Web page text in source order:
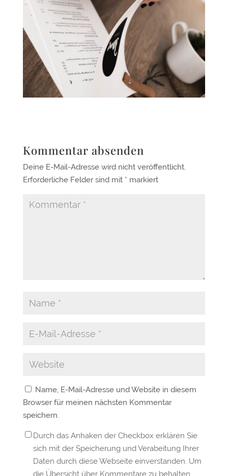
Kommentar absenden
Deine E-Mail-Adresse wird nicht veröffentlicht.
Erforderliche Felder sind mit * markiert
Name, E-Mail-Adresse und Website in diesem
Browser für meinen nächsten Kommentar
speichern.
Durch das Anhaken der Checkbox erklären Sie
sich mit der Speicherung und Verabeitung Ihrer
Daten durch diese Webseite einverstanden. Um
die Übersicht über Kommentare zu behalten